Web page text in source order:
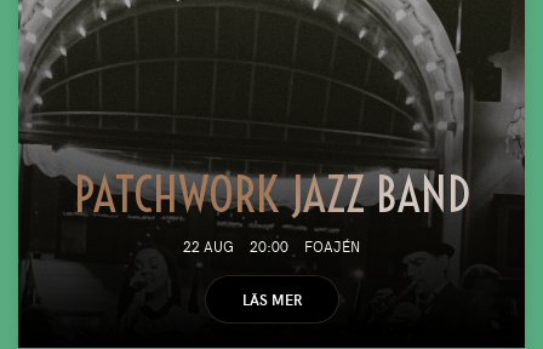
PATCHWORK JAZZ BAND
22 AUG 20:00 FOAJÉN
LÄS MER